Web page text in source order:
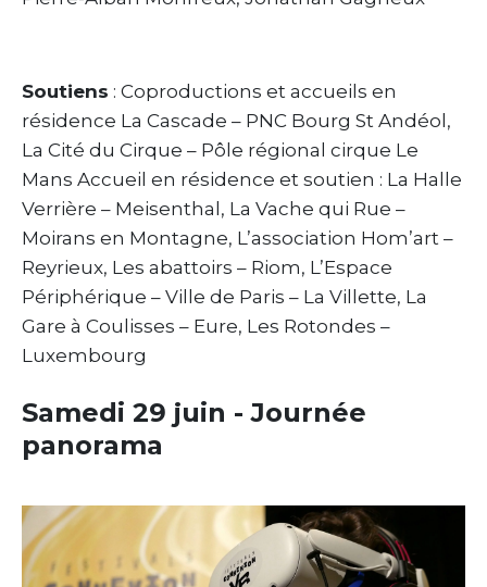
Soutiens : Coproductions et accueils en
résidence La Cascade – PNC Bourg St Andéol,
La Cité du Cirque – Pôle régional cirque Le
Mans Accueil en résidence et soutien : La Halle
Verrière – Meisenthal, La Vache qui Rue –
Moirans en Montagne, L’association Hom’art –
Reyrieux, Les abattoirs – Riom, L’Espace
Périphérique – Ville de Paris – La Villette, La
Gare à Coulisses – Eure, Les Rotondes –
Luxembourg
Samedi 29 juin - Journée
panorama